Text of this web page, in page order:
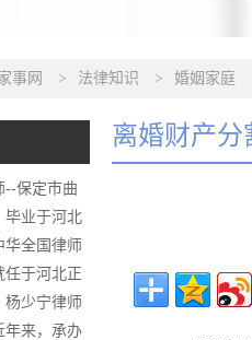
事网 > 法律知识 > 婚姻家庭
保定市曲
毕业于河北
华全国律师
任于河北正
杨少宁律师
年来，承办
离婚财产分